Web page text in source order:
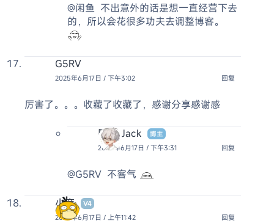
@闲鱼 不出意外的话是想一直经营下去
的，所以会花很多功夫去调整博客。
G5RV
2025年6月17日 / 下午3:02 回复
厉害了。。。收藏了收藏了，感谢分享感谢感
阿杰 Jack
博主
2025年6月17日 / 下午3:31
回复
@G5RV 不客气
小彦
V4
2025年6月17日 / 上午11:42
回复